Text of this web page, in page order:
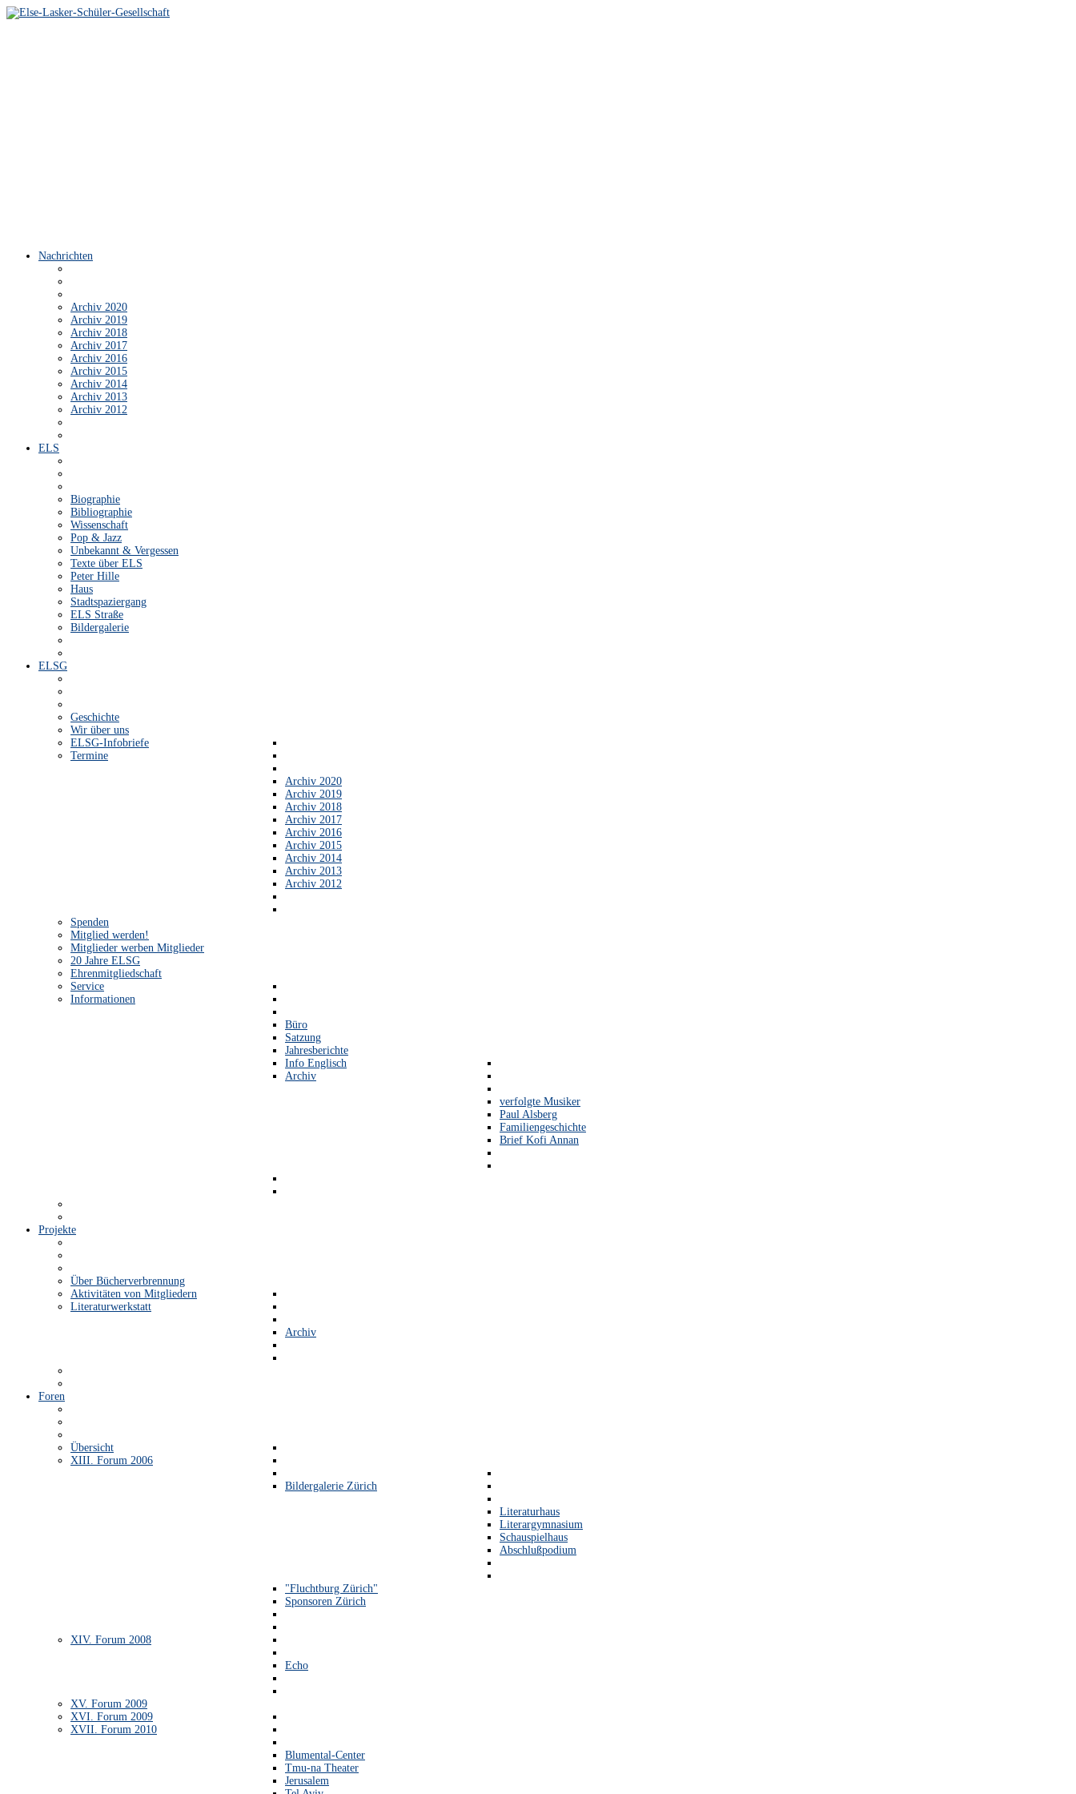
Nachrichten
Archiv 2020
Archiv 2019
Archiv 2018
Archiv 2017
Archiv 2016
Archiv 2015
Archiv 2014
Archiv 2013
Archiv 2012
ELS
Biographie
Bibliographie
Wissenschaft
Pop & Jazz
Unbekannt & Vergessen
Texte über ELS
Peter Hille
Haus
Stadtspaziergang
ELS Straße
Bildergalerie
ELSG
Geschichte
Wir über uns
ELSG-Infobriefe
Termine
Archiv 2020
Archiv 2019
Archiv 2018
Archiv 2017
Archiv 2016
Archiv 2015
Archiv 2014
Archiv 2013
Archiv 2012
Spenden
Mitglied werden!
Mitglieder werben Mitglieder
20 Jahre ELSG
Ehrenmitgliedschaft
Service
Informationen
Büro
Satzung
Jahresberichte
Info Englisch
Archiv
verfolgte Musiker
Paul Alsberg
Familiengeschichte
Brief Kofi Annan
Projekte
Über Bücherverbrennung
Aktivitäten von Mitgliedern
Literaturwerkstatt
Archiv
Foren
Übersicht
XIII. Forum 2006
Bildergalerie Zürich
Literaturhaus
Literargymnasium
Schauspielhaus
Abschlußpodium
"Fluchtburg Zürich"
Sponsoren Zürich
XIV. Forum 2008
Echo
XV. Forum 2009
XVI. Forum 2009
XVII. Forum 2010
Blumental-Center
Tmu-na Theater
Jerusalem